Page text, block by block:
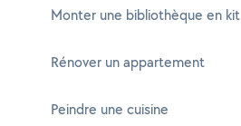
Monter une bibliothèque en kit
Rénover un appartement
Peindre une cuisine